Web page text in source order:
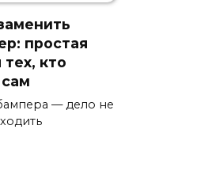
простая
кто
— дело не